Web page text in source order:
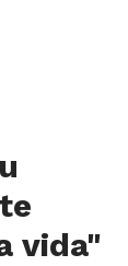
vida"